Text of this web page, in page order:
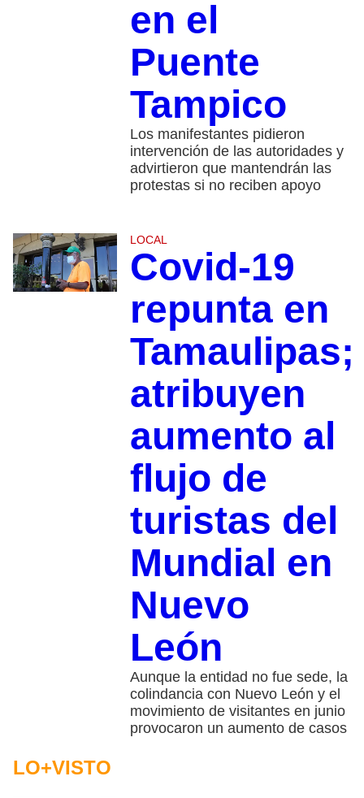
en el
Puente
Tampico
Los manifestantes pidieron
intervención de las autoridades y
advirtieron que mantendrán las
protestas si no reciben apoyo
LOCAL
Covid-19
repunta en
Tamaulipas;
atribuyen
aumento al
flujo de
turistas del
Mundial en
Nuevo
León
Aunque la entidad no fue sede, la
colindancia con Nuevo León y el
movimiento de visitantes en junio
provocaron un aumento de casos
LO+VISTO